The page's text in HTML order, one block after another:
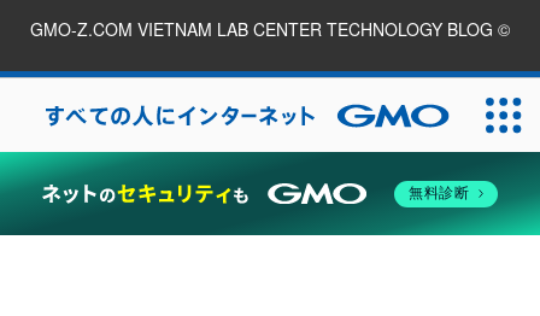
GMO-Z.COM VIETNAM LAB CENTER TECHNOLOGY BLOG ©
2026
無料診断